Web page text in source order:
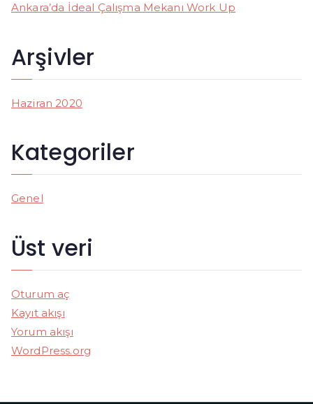
:
Ankara’da İdeal Çalışma Mekanı Work Up
Arşivler
Haziran 2020
Kategoriler
Genel
Üst veri
Oturum aç
Kayıt akışı
Yorum akışı
WordPress.org